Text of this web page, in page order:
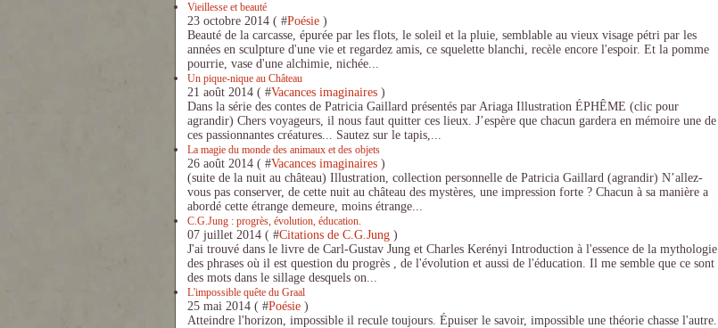
Vieillesse et beauté
23 octobre 2014 ( #Poésie )
Beauté de la carcasse, épurée par les flots, le soleil et la pluie, semblable au vieux visage pétri par les
années en sculpture d'une vie et regardez amis, ce squelette blanchi, recèle encore l'espoir. Et la pomme
pourrie, vase d'une alchimie, nichée...
Un pique-nique au Château
21 août 2014 ( #Vacances imaginaires )
Dans la série des contes de Patricia Gaillard présentés par Ariaga Illustration ÉPHÊME (clic pour
agrandir) Chers voyageurs, il nous faut quitter ces lieux. J’espère que chacun gardera en mémoire une de
ces passionnantes créatures... Sautez sur le tapis,...
La magie du monde des animaux et des objets
26 août 2014 ( #Vacances imaginaires )
(suite de la nuit au château) Illustration, collection personnelle de Patricia Gaillard (agrandir) N’allez-
vous pas conserver, de cette nuit au château des mystères, une impression forte ? Chacun à sa manière a
abordé cette étrange demeure, moins étrange...
C.G.Jung : progrès, évolution, éducation.
07 juillet 2014 ( #Citations de C.G.Jung )
J'ai trouvé dans le livre de Carl-Gustav Jung et Charles Kerényi Introduction à l'essence de la mythologie
des phrases où il est question du progrès , de l'évolution et aussi de l'éducation. Il me semble que ce sont
des mots dans le sillage desquels on...
L'impossible quête du Graal
25 mai 2014 ( #Poésie )
Atteindre l'horizon, impossible il recule toujours. Épuiser le savoir, impossible une théorie chasse l'autre.